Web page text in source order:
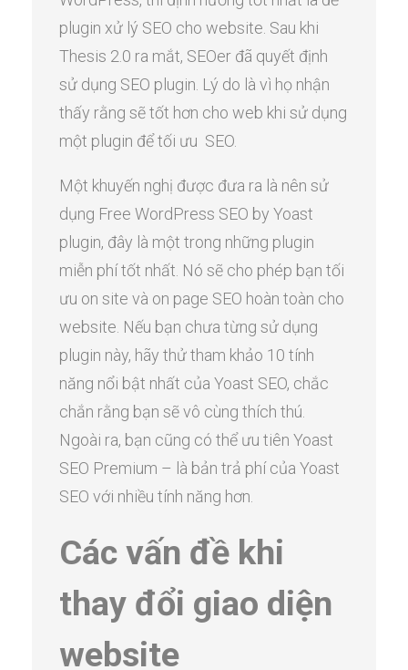
plugin xử lý SEO cho website. Sau khi
Thesis 2.0 ra mắt, SEOer đã quyết định
sử dụng SEO plugin. Lý do là vì họ nhận
thấy rằng sẽ tốt hơn cho web khi sử dụng
một plugin để tối ưu SEO.
Một khuyến nghị được đưa ra là nên sử
dụng Free WordPress SEO by Yoast
plugin, đây là một trong những plugin
miễn phí tốt nhất. Nó sẽ cho phép bạn tối
ưu on site và on page SEO hoàn toàn cho
website. Nếu bạn chưa từng sử dụng
plugin này, hãy thử tham khảo 10 tính
năng nổi bật nhất của Yoast SEO, chắc
chắn rằng bạn sẽ vô cùng thích thú.
Ngoài ra, bạn cũng có thể ưu tiên Yoast
SEO Premium – là bản trả phí của Yoast
SEO với nhiều tính năng hơn.
Các vấn đề khi
thay đổi giao diện
website